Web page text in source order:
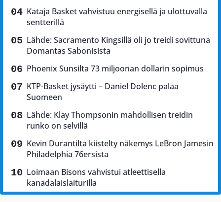
Kataja Basket vahvistuu energisellä ja ulottuvalla
sentterillä
Lähde: Sacramento Kingsillä oli jo treidi sovittuna
Domantas Sabonisista
Phoenix Sunsilta 73 miljoonan dollarin sopimus
KTP-Basket jysäytti – Daniel Dolenc palaa
Suomeen
Lähde: Klay Thompsonin mahdollisen treidin
runko on selvillä
Kevin Durantilta kiistelty näkemys LeBron Jamesin
Philadelphia 76ersista
Loimaan Bisons vahvistui atleettisella
kanadalaislaiturilla